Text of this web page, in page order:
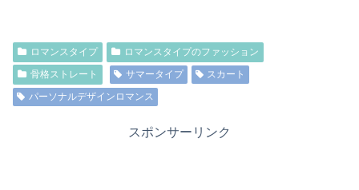
ロマンスタイプ
ロマンスタイプのファッション
骨格ストレート
サマータイプ
スカート
パーソナルデザインロマンス
スポンサーリンク